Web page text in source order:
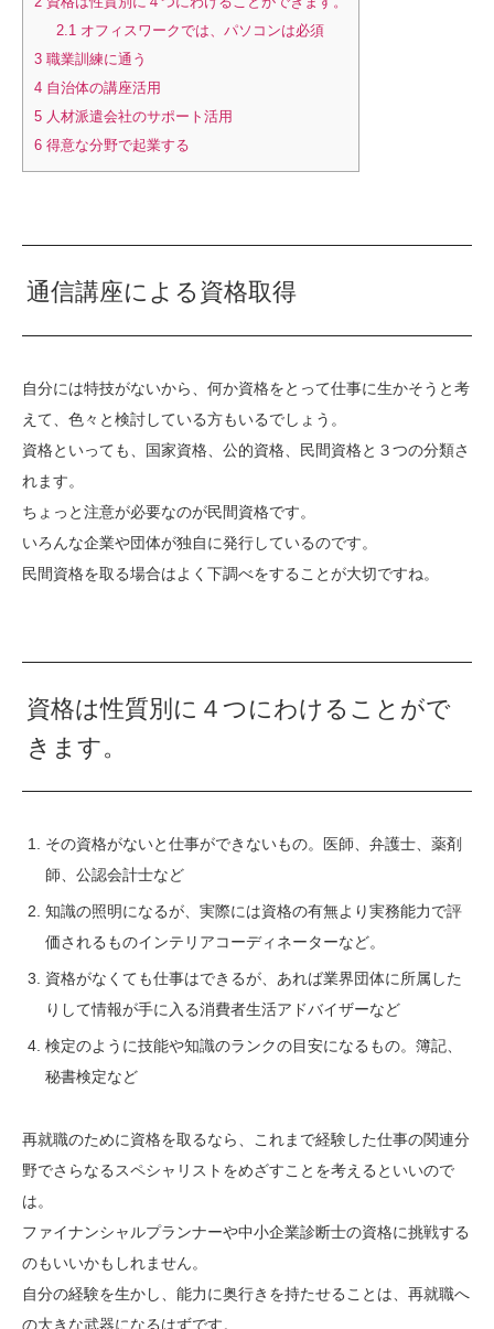
2.1オフィスワークでは、パソコンは必須
3 職業訓練に通う
4 自治体の講座活用
5 人材派遣会社のサポート活用
6 得意な分野で起業する
通信講座による資格取得
自分には特技がないから、何か資格をとって仕事に生かそうと考
えて、色々と検討している方もいるでしょう。
資格といっても、国家資格、公的資格、民間資格と３つの分類さ
れます。
ちょっと注意が必要なのが民間資格です。
いろんな企業や団体が独自に発行しているのです。
民間資格を取る場合はよく下調べをすることが大切ですね。
資格は性質別に４つにわけることがで
きます。
その資格がないと仕事ができないもの。医師、弁護士、薬剤
師、公認会計士など
知識の照明になるが、実際には資格の有無より実務能力で評
価されるものインテリアコーディネーターなど。
資格がなくても仕事はできるが、あれば業界団体に所属した
りして情報が手に入る消費者生活アドバイザーなど
検定のように技能や知識のランクの目安になるもの。簿記、
秘書検定など
再就職のために資格を取るなら、これまで経験した仕事の関連分
野でさらなるスペシャリストをめざすことを考えるといいので
は。
ファイナンシャルプランナーや中小企業診断士の資格に挑戦する
のもいいかもしれません。
自分の経験を生かし、能力に奥行きを持たせることは、再就職へ
の大きな武器になるはずです。